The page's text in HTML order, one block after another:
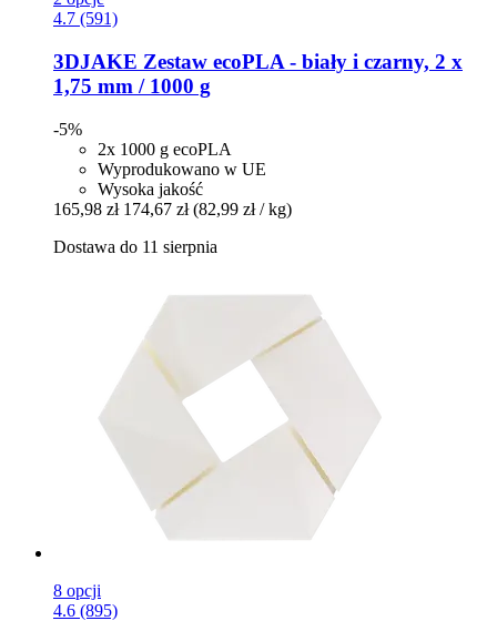
4.7 (591)
3DJAKE Zestaw ecoPLA -​ biały i czarny, 2 x
1,75 mm / 1000 g
-5%
2x 1000 g ecoPLA
Wyprodukowano w UE
Wysoka jakość
165,98 zł 174,67 zł (82,99 zł / kg)
Dostawa do 11 sierpnia
8 opcji
4.6 (895)